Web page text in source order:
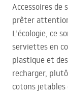
Accessoires de
prêter
L’écologie, ce
serviettes en
plastique et
recharger,
cotons jetables